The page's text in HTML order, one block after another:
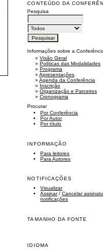
CONTEÚDO DA
Pesquisa
Informações sobre a
»Visão Geral
»Políticas das Modalidades
»Programa
»Apresentações
»Agenda da Conferência
» Inscrição
»Organização e Parceiros
»Cronograma
Procurar
Por Conferência
Por Autor
Por título
INFORMAÇÃO
Para leitores
Para Autores
NOTIFICAÇÕES
Visualizar
Assinar/Cancelar
notificações
TAMANHO DA FONTE
IDIOMA